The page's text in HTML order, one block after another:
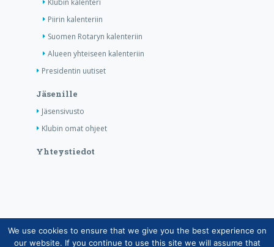
Klubin kalenteri
Piirin kalenteriin
Suomen Rotaryn kalenteriin
Alueen yhteiseen kalenteriin
Presidentin uutiset
Jäsenille
Jäsensivusto
Klubin omat ohjeet
Yhteystiedot
Copyright © Suomen Rotarypalvelu ry 2026 |
We use cookies to ensure that we give you the best experience on
our website. If you continue to use this site we will assume that